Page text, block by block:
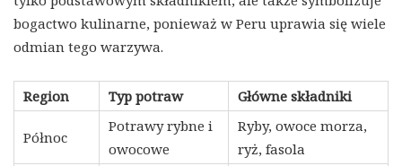
bogactwo kulinarne, ponieważ w Peru uprawia się wiele
odmian tego warzywa.
Region Typ potraw Główne składniki
Północ
Potrawy rybne i
owocowe
Ryby, owoce morza,
ryż, fasola